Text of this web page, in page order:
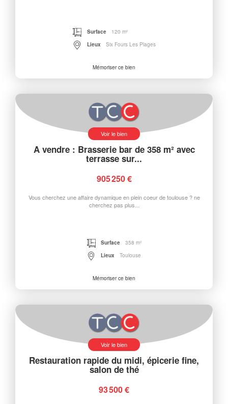
Surface
120 m²
Lieux
Six Fours Les Plages
Mémoriser ce bien
Voir le bien
A vendre : Brasserie bar de 358 m² avec
terrasse sur...
905 250 €
Vous cherchez une affaire dynamique en plein coeur de toulouse ? ne
cherchez pas plus...
Surface
358 m²
Lieux
Toulouse
Mémoriser ce bien
Voir le bien
Restauration rapide du midi, épicerie fine,
salon de thé
93 500 €